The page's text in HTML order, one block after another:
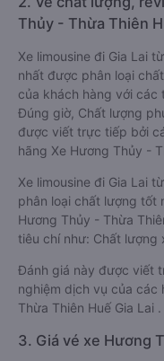
Thủy - Thừa Thiên
Xe limousine đi Gia Lai
nhất được phân loại
của khách hàng với các
Đúng giờ, Chất lượng
được viết trực tiếp bởi
hãng Xe Hương Thủy -
Xe limousine đi Gia Lai
phân loại chất lượng tốt
Hương Thủy - Thừa
tiêu chí như: Chất lượng
Đánh giá này được viết
nghiệm dịch vụ của các
Thừa Thiên Huế Gia Lai .
3. Giá vé xe Hương